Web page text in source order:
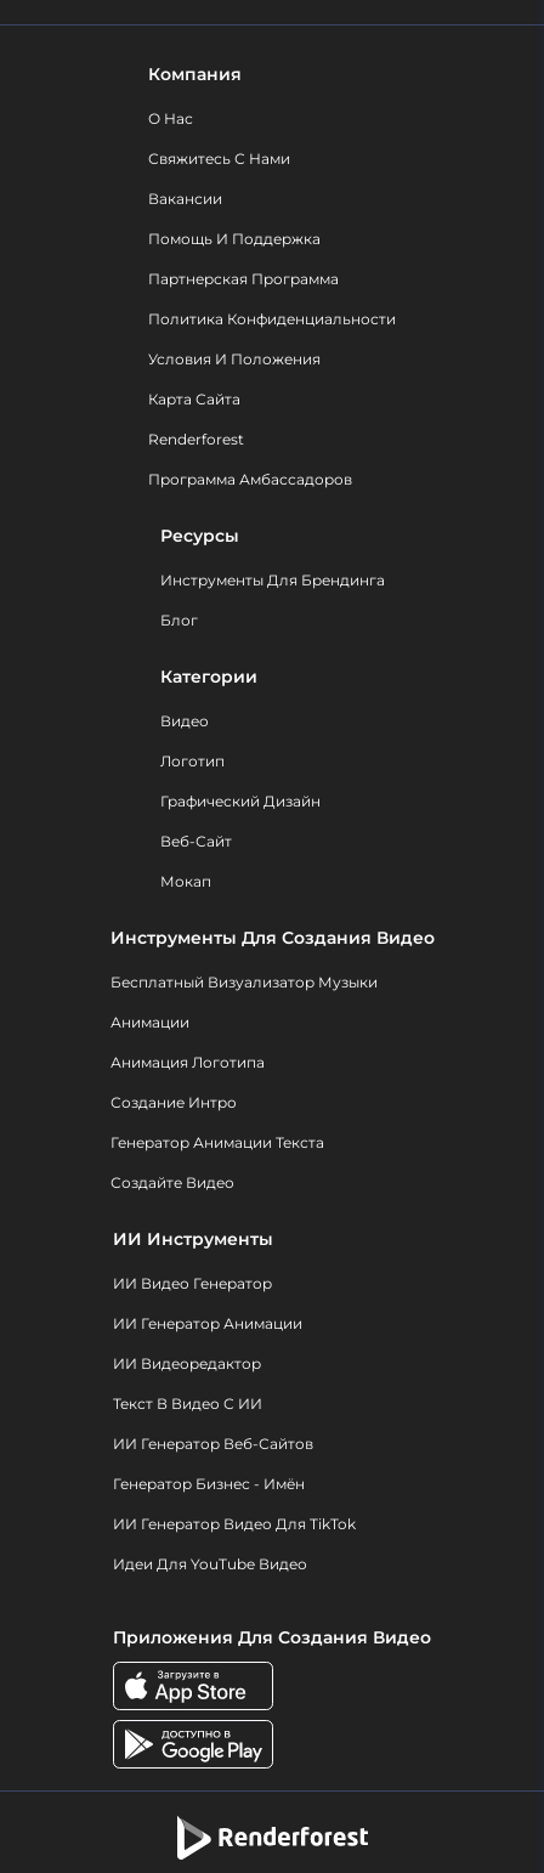
Компания
О Нас
Свяжитесь С Нами
Вакансии
Помощь И Поддержка
Партнерская Программа
Политика Конфиденциальности
Условия И Положения
Карта Сайта
Renderforest
Программа Амбассадоров
Ресурсы
Инструменты Для Брендинга
Блог
Категории
Видео
Логотип
Графический Дизайн
Веб-Сайт
Мокап
Инструменты Для Создания Видео
Бесплатный Визуализатор Музыки
Анимации
Анимация Логотипа
Создание Интро
Генератор Анимации Текста
Создайте Видео
ИИ Инструменты
ИИ Видео Генератор
ИИ Генератор Анимации
ИИ Видеоредактор
Текст В Видео С ИИ
ИИ Генератор Веб-Сайтов
Генератор Бизнес - Имён
ИИ Генератор Видео Для TikTok
Идеи Для YouTube Видео
Приложения Для Создания Видео